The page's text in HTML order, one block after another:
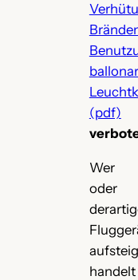
(pdf)
Wer
oder
handelt